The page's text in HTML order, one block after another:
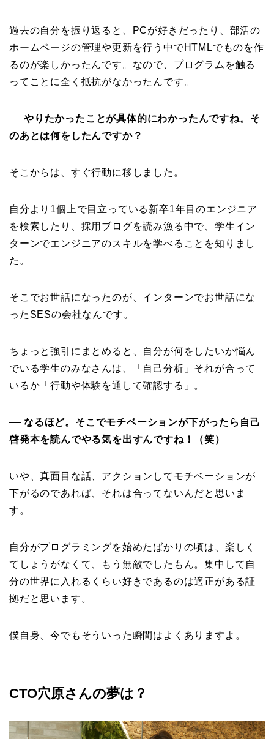
過去の自分を振り返ると、PCが好きだったり、部活の
ホームページの管理や更新を行う中でHTMLでものを作
るのが楽しかったんです。なので、プログラムを触る
ってことに全く抵抗がなかったんです。
── やりたかったことが具体的にわかったんですね。そ
のあとは何をしたんですか？
そこからは、すぐ行動に移しました。
自分より1個上で目立っている新卒1年目のエンジニア
を検索したり、採用ブログを読み漁る中で、学生イン
ターンでエンジニアのスキルを学べることを知りまし
た。
そこでお世話になったのが、インターンでお世話にな
ったSESの会社なんです。
ちょっと強引にまとめると、自分が何をしたいか悩ん
でいる学生のみなさんは、「自己分析」それが合って
いるか「行動や体験を通して確認する」。
── なるほど。そこでモチベーションが下がったら自己
啓発本を読んでやる気を出すんですね！（笑）
いや、真面目な話、アクションしてモチベーションが
下がるのであれば、それは合ってないんだと思いま
す。
自分がプログラミングを始めたばかりの頃は、楽しく
てしょうがなくて、もう無敵でしたもん。集中して自
分の世界に入れるくらい好きであるのは適正がある証
拠だと思います。
僕自身、今でもそういった瞬間はよくありますよ。
CTO穴原さんの夢は？